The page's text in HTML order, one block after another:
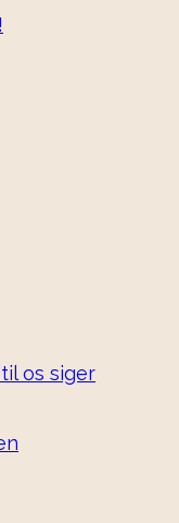
os siger